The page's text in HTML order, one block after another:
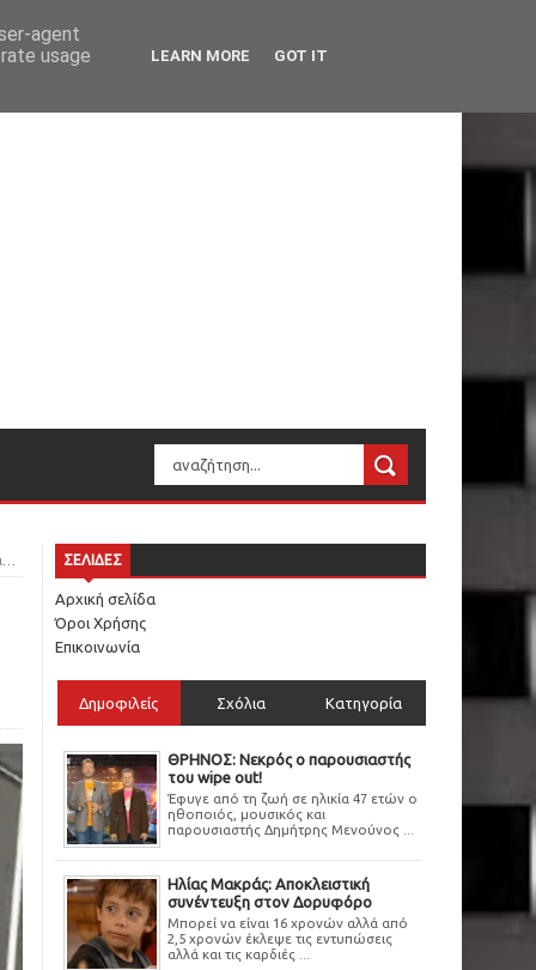
ΣΕΛΙΔΕΣ
Αρχική σελίδα
Όροι Χρήσης
Επικοινωνία
Δημοφιλείς Σχόλια Κατηγορία
ΘΡΗΝΟΣ: Νεκρός ο παρουσιαστής
του wipe out!
Έφυγε από τη ζωή σε ηλικία 47 ετών ο
ηθοποιός, μουσικός και
παρουσιαστής Δημήτρης Μενούνος ...
Ηλίας Μακράς: Αποκλειστική
συνέντευξη στον Δορυφόρο
Μπορεί να είναι 16 χρονών αλλά από
2,5 χρονών έκλεψε τις εντυπώσεις
αλλά και τις καρδιές ...
agent
usage
LEARN MORE GOT IT